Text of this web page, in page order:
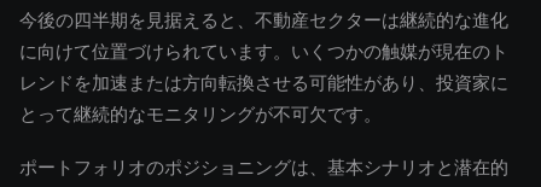
今後の四半期を見据えると、不動産セクターは継続的な進化
に向けて位置づけられています。いくつかの触媒が現在のト
レンドを加速または方向転換させる可能性があり、投資家に
とって継続的なモニタリングが不可欠です。
ポートフォリオのポジショニングは、基本シナリオと潜在的